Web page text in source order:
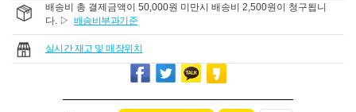
배송비 총 결제금액이 50,000원 미만시 배송비 2,500원이 청구됩니
다. ▷ 배송비부과기준
실시간 재고 및 매장위치